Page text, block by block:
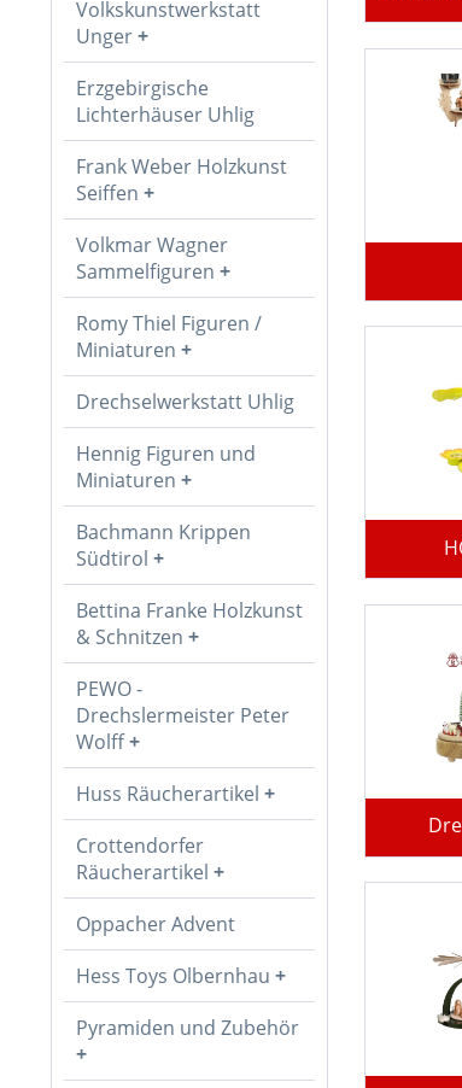
Volkskunstwerkstatt
Unger
Erzgebirgische
Lichterhäuser Uhlig
Frank Weber Holzkunst
Seiffen
Volkmar Wagner
Sammelfiguren
Romy Thiel Figuren /
Miniaturen
Drechselwerkstatt Uhlig
Hennig Figuren und
Miniaturen
Bachmann Krippen
Südtirol
Bettina Franke Holzkunst
& Schnitzen
PEWO -
Drechslermeister Peter
Wolff
Huss Räucherartikel
Crottendorfer
Räucherartikel
Oppacher Advent
Hess Toys Olbernhau
Pyramiden und Zubehör